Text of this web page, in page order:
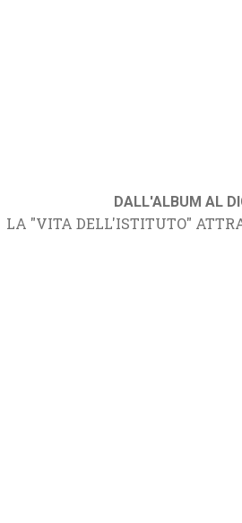
DALL'ALBUM AL
LA "VITA DELL'ISTITUTO"